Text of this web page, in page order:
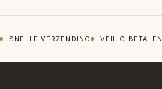
SNELLE VERZENDING VEILIG BETALEN